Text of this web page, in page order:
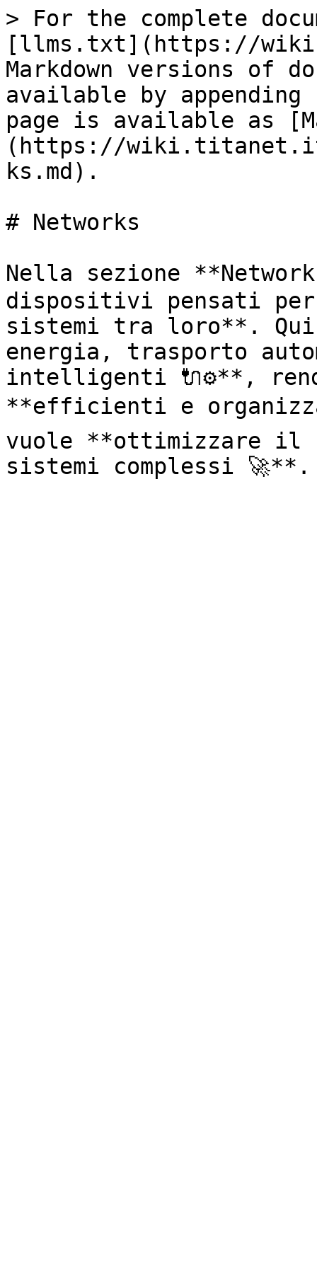
> For the complete
[llms.txt](https://
Markdown versions of
available by
page is available as
(https://
ks.md).
# Networks
Nella sezione
dispositivi pensati
sistemi tra loro**.
energia, trasporto
intelligenti 🔌⚙️**,
**efficienti e
vuole **ottimizzare il